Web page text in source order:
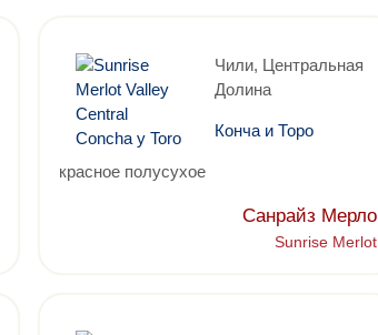
Чили, Центральная
Долина
Конча и Торо
красное полусухое
Санрайз Мерло
Sunrise Merlot